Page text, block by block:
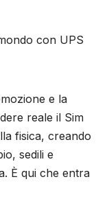
con UPS
e la
reale il Sim
fisica, creando
sedili e
È qui che entra